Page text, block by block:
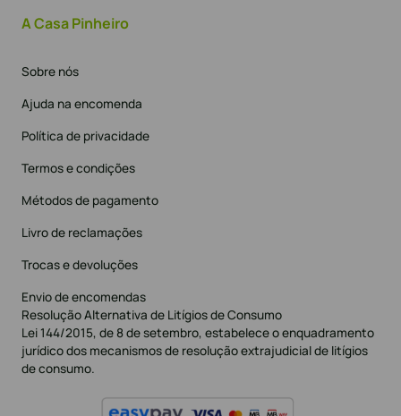
A Casa Pinheiro
Sobre nós
Ajuda na encomenda
Política de privacidade
Termos e condições
Métodos de pagamento
Livro de reclamações
Trocas e devoluções
Envio de encomendas
Resolução Alternativa de Litígios de Consumo
Lei 144/2015, de 8 de setembro, estabelece o enquadramento
jurídico dos mecanismos de resolução extrajudicial de litígios
de consumo.